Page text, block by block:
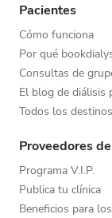
Pacientes
Cómo funciona
Por qué
Consultas de
El blog de diálisis
Todos los destinos
Proveedores
Programa V.I.P.
Publica tu clínica
Beneficios para